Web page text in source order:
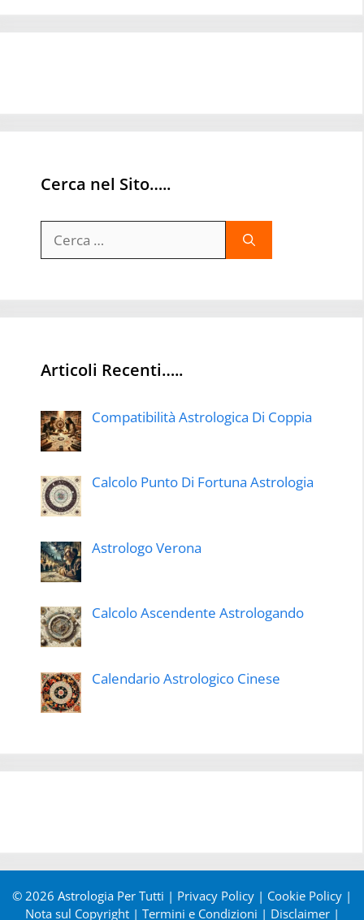
Cerca nel Sito…..
per:
Articoli Recenti…..
Compatibilità Astrologica Di Coppia
Calcolo Punto Di Fortuna Astrologia
Astrologo Verona
Calcolo Ascendente Astrologando
Calendario Astrologico Cinese
© 2026 Astrologia Per Tutti | Privacy Policy | Cookie Policy |
Nota sul Copyright| Termini e Condizioni | Disclaimer|